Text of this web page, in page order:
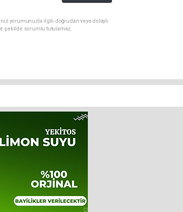
yorumunuzla ilgili doğrudan veya dolaylı
şekilde sorumlu tutulamaz.